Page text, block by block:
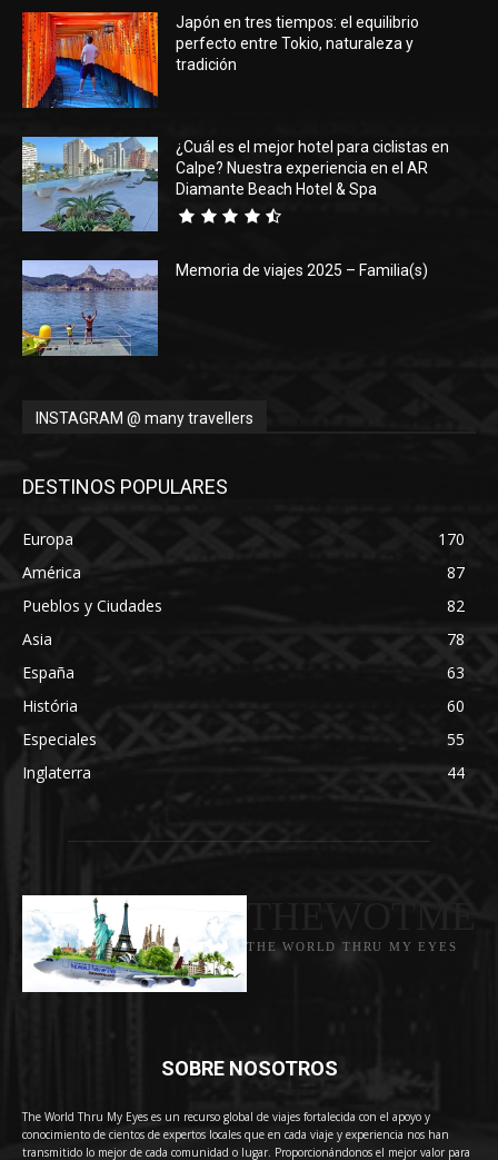
Japón en tres tiempos: el equilibrio
perfecto entre Tokio, naturaleza y
tradición
¿Cuál es el mejor hotel para ciclistas en
Calpe? Nuestra experiencia en el AR
Diamante Beach Hotel & Spa
Memoria de viajes 2025 – Familia(s)
INSTAGRAM @ many travellers
DESTINOS POPULARES
Europa
170
América
87
Pueblos y Ciudades
82
Asia
78
España
63
História
60
Especiales
55
Inglaterra
44
THE WORLD THRU MY EYES
SOBRE NOSOTROS
The World Thru My Eyes es un recurso global de viajes fortalecida con el apoyo y
conocimiento de cientos de expertos locales que en cada viaje y experiencia nos han
transmitido lo mejor de cada comunidad o lugar. Proporcionándonos el mejor valor para